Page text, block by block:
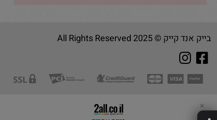
בייק אנד קייק © 2025 All Rights Reserved
✕